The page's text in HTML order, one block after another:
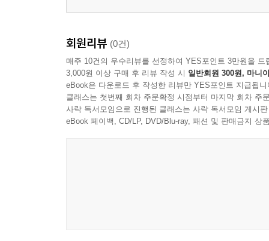
회원리뷰 (0건)
매주 10건의 우수리뷰를 선정하여 YES포인트 3만원을 드
3,000원 이상 구매 후 리뷰 작성 시 일반회원 300원, 마니
eBook은 다운로드 후 작성한 리뷰만 YES포인트 지급됩니
클래스는 첫번째 회차 주문확정 시점부터 마지막 회차 주
사락 독서모임으로 진행된 클래스는 사락 독서모임 게시
eBook 페이백, CD/LP, DVD/Blu-ray, 패션 및 판매금지 상